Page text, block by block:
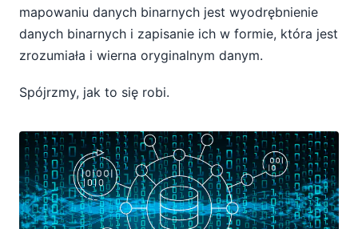
mapowaniu danych binarnych jest wyodrębnienie
danych binarnych i zapisanie ich w formie, która jest
zrozumiała i wierna oryginalnym danym.
Spójrzmy, jak to się robi.